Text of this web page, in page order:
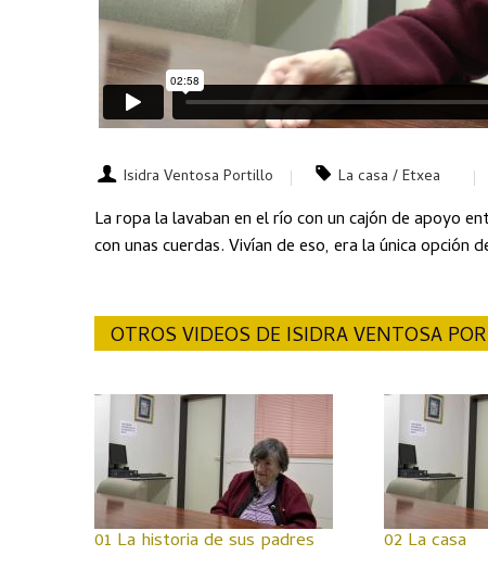
Isidra Ventosa Portillo La casa / Etxea
La ropa la lavaban en el río con un cajón de apoyo
con unas cuerdas. Vivían de eso, era la única
OTROS VIDEOS DE ISIDRA VENTOSA
01 La historia de sus padres 02 La casa